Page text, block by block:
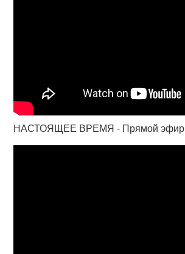
НАСТОЯЩЕЕ ВРЕМЯ - Прямой эфир